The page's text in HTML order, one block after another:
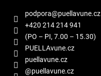
podpora@puellavune.cz
+420 214 214 941
(PO – PI, 7.00 – 15.30)
PUELLAvune.cz
puellavune.cz
@puellavune.cz